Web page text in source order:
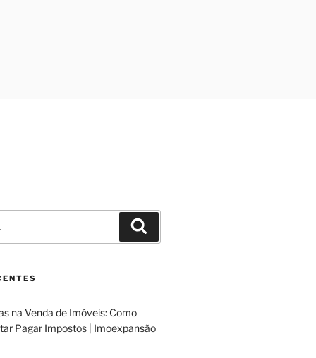
na Venda de Imóveis: Como
Pagar Impostos | Imoexpansão